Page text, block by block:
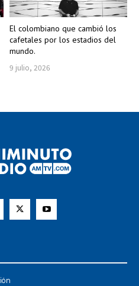
El colombiano que cambió los
cafetales por los estadios del
mundo.
9 julio, 2026